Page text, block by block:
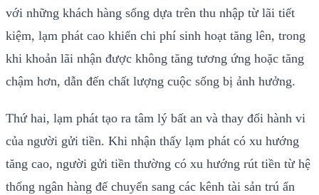
với những khách hàng sống dựa trên thu nhập từ lãi tiết
kiệm, lạm phát cao khiến chi phí sinh hoạt tăng lên, trong
khi khoản lãi nhận được không tăng tương ứng hoặc tăng
chậm hơn, dẫn đến chất lượng cuộc sống bị ảnh hưởng.
Thứ hai, lạm phát tạo ra tâm lý bất an và thay đổi hành vi
của người gửi tiền. Khi nhận thấy lạm phát có xu hướng
tăng cao, người gửi tiền thường có xu hướng rút tiền từ hệ
thống ngân hàng để chuyển sang các kênh tài sản trú ẩn